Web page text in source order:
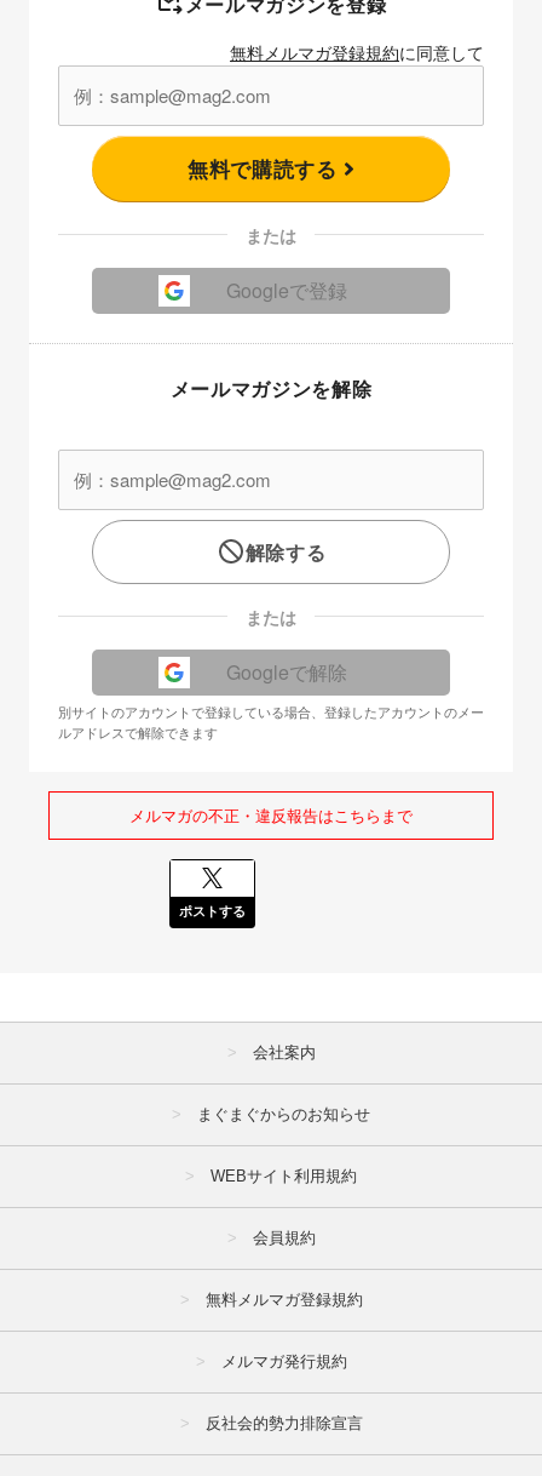
無料メルマガ登録規約に同意して
無料で購読する
または
Googleで登録
メールマガジンを解除
解除する
または
Googleで解除
別サイトのアカウントで登録している場合、登録したアカウントのメー
ルアドレスで解除できます
メルマガの不正・違反報告はこちらまで
ポストする
会社案内
まぐまぐからのお知らせ
WEBサイト利用規約
会員規約
無料メルマガ登録規約
メルマガ発行規約
反社会的勢力排除宣言